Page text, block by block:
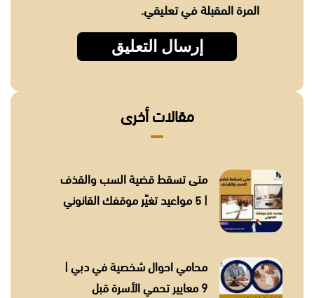
المرة المقبلة في تعليقي.
مقالات أخرى
متى تسقط قضية السب والقذف
| 5 مواعيد تغيّر موقفك القانوني
محامي احوال شخصية في دبي |
9 معايير تحمي الأسرة قبل